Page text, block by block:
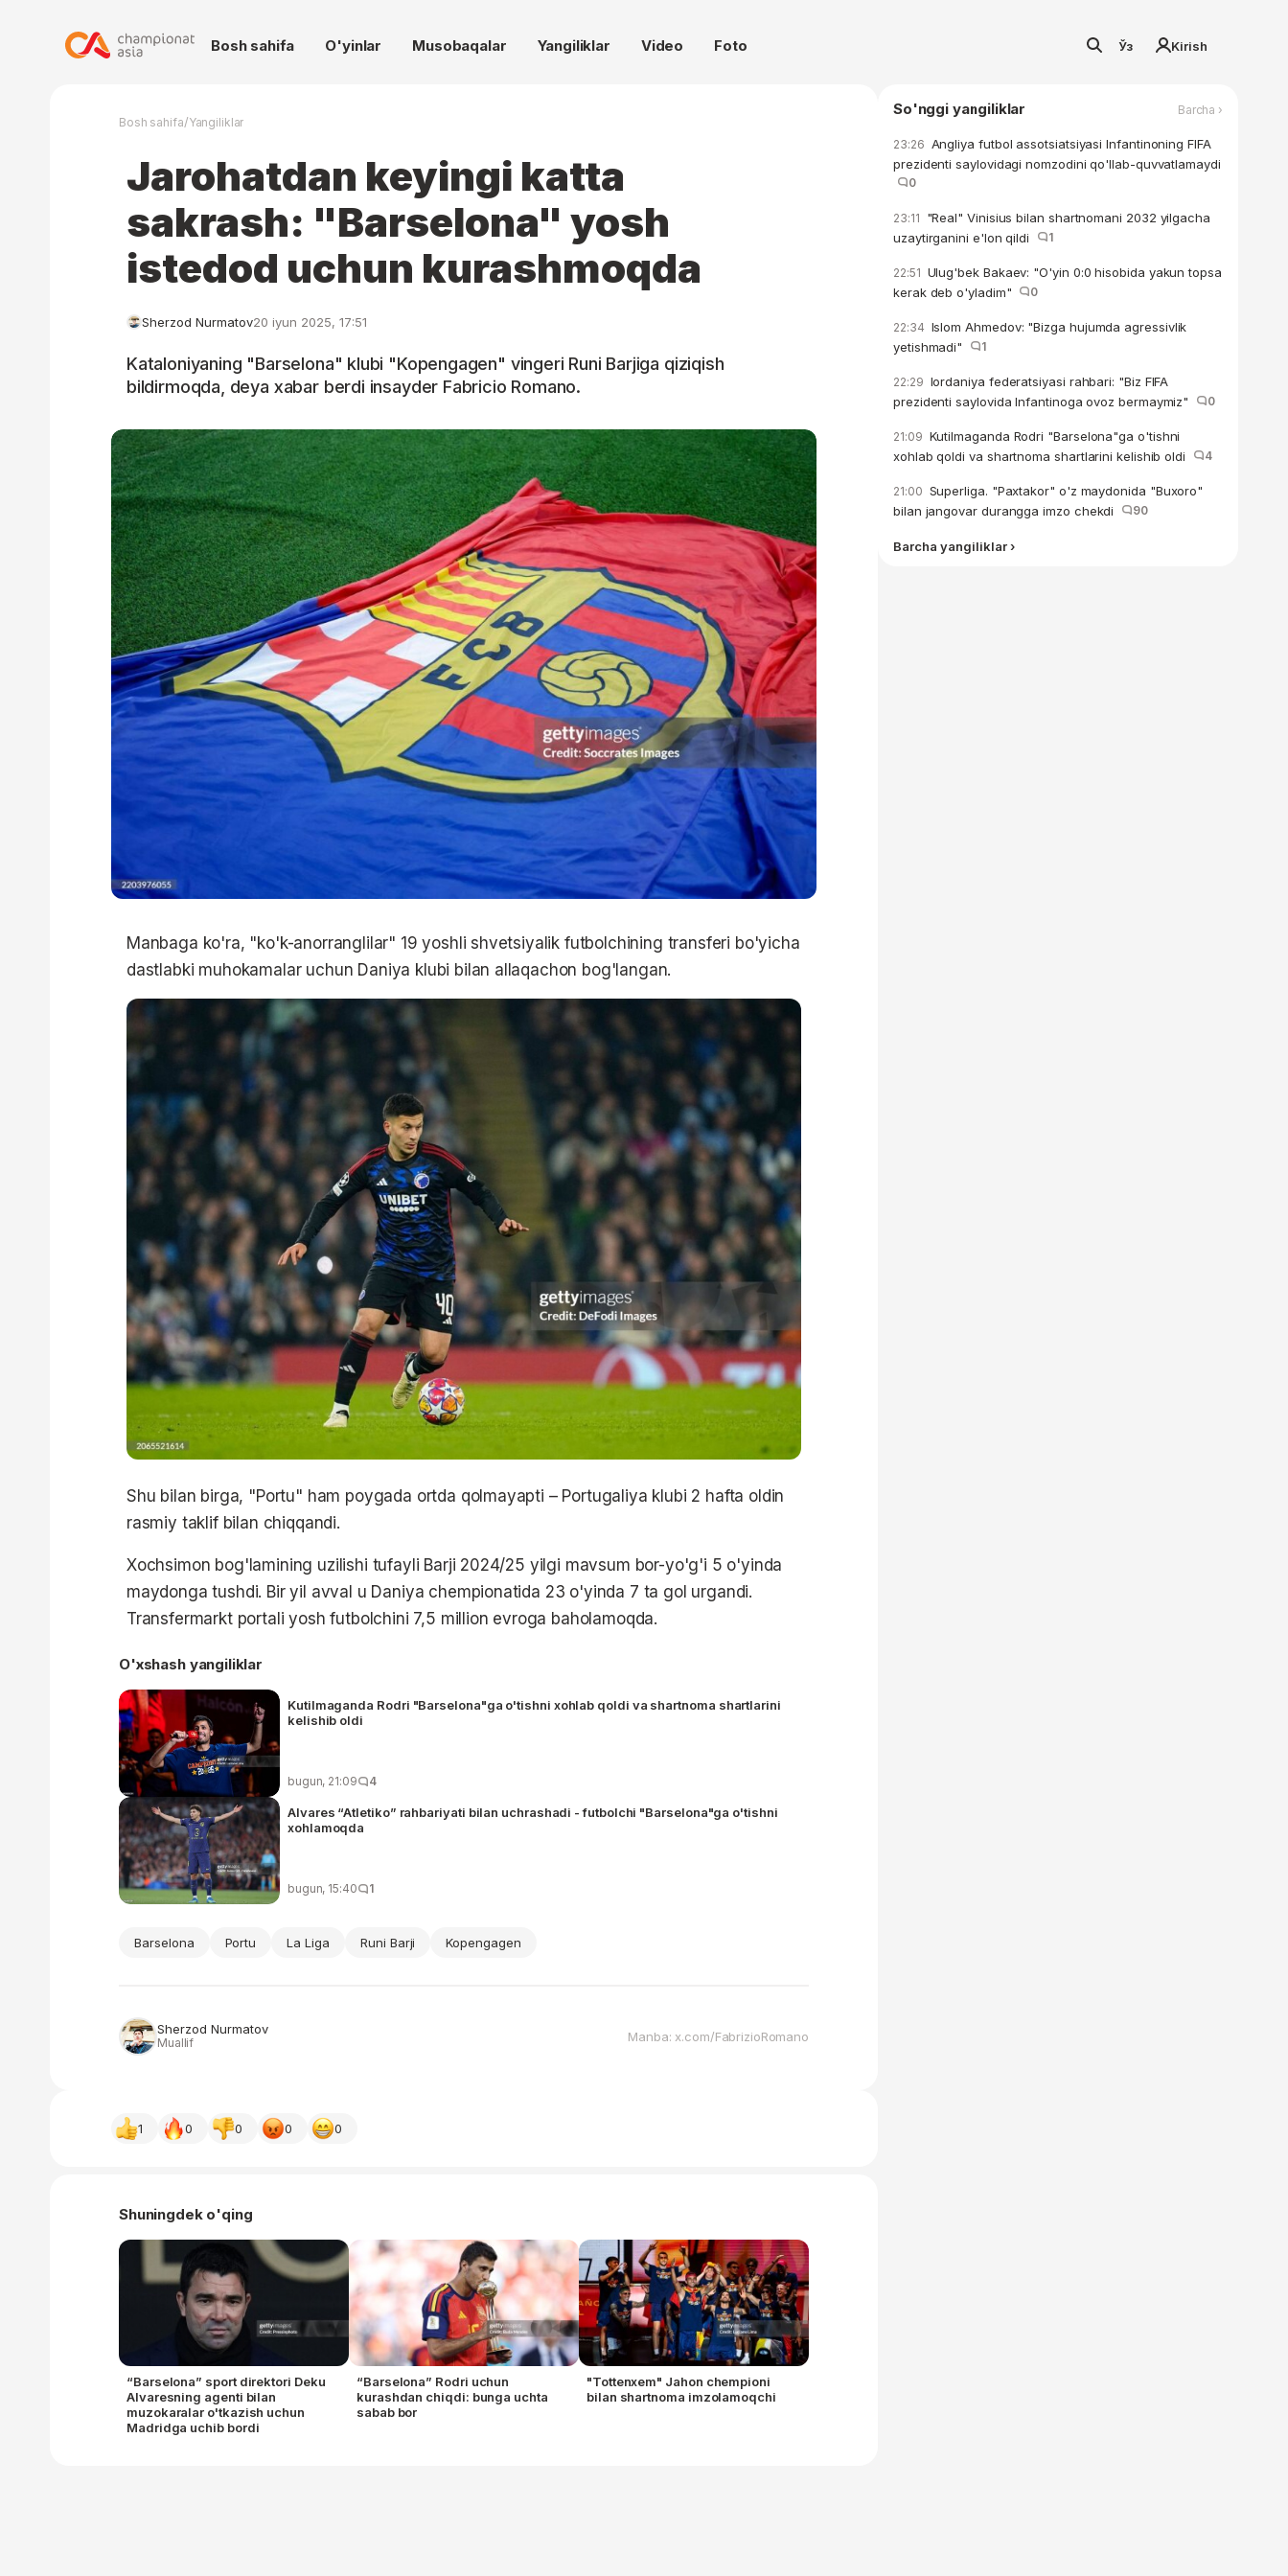
Bosh sahifa O'yinlar Musobaqalar Yangiliklar Video Foto Ўз Kirish
Bosh sahifa/Yangiliklar
Jarohatdan keyingi katta
sakrash: "Barselona" yosh
istedod uchun kurashmoqda
Sherzod Nurmatov20 iyun 2025, 17:51
Kataloniyaning "Barselona" klubi "Kopengagen" vingeri Runi Barjiga qiziqish
bildirmoqda, deya xabar berdi insayder Fabricio Romano.
Manbaga ko'ra, "ko'k-anorranglilar" 19 yoshli shvetsiyalik futbolchining transferi bo'yicha
dastlabki muhokamalar uchun Daniya klubi bilan allaqachon bog'langan.
Shu bilan birga, "Portu" ham poygada ortda qolmayapti – Portugaliya klubi 2 hafta oldin
rasmiy taklif bilan chiqqandi.
Xochsimon bog'lamining uzilishi tufayli Barji 2024/25 yilgi mavsum bor-yo'g'i 5 o'yinda
maydonga tushdi. Bir yil avval u Daniya chempionatida 23 o'yinda 7 ta gol urgandi.
Transfermarkt portali yosh futbolchini 7,5 million evroga baholamoqda.
O'xshash yangiliklar
Kutilmaganda Rodri "Barselona"ga o'tishni xohlab qoldi va shartnoma shartlarini
kelishib oldi
bugun, 21:09 4
Alvares “Atletiko” rahbariyati bilan uchrashadi - futbolchi "Barselona"ga o'tishni
xohlamoqda
bugun, 15:40 1
Barselona Portu La Liga Runi Barji Kopengagen
Sherzod Nurmatov
Muallif Manba: x.com/FabrizioRomano
1 0 0 0 0
Shuningdek o'qing
“Barselona” sport direktori Deku
Alvaresning agenti bilan
muzokaralar o'tkazish uchun
Madridga uchib bordi
“Barselona” Rodri uchun
kurashdan chiqdi: bunga uchta
sabab bor
"Tottenxem" Jahon chempioni
bilan shartnoma imzolamoqchi
So'nggi yangiliklar Barcha ›
23:26 Angliya futbol assotsiatsiyasi Infantinoning FIFA
prezidenti saylovidagi nomzodini qo'llab-quvvatlamaydi
0
23:11 "Real" Vinisius bilan shartnomani 2032 yilgacha
uzaytirganini e'lon qildi
1
22:51 Ulug'bek Bakaev: "O'yin 0:0 hisobida yakun topsa
kerak deb o'yladim"
0
22:34 Islom Ahmedov: "Bizga hujumda agressivlik
yetishmadi"
1
22:29 Iordaniya federatsiyasi rahbari: "Biz FIFA
prezidenti saylovida Infantinoga ovoz bermaymiz"
0
21:09 Kutilmaganda Rodri "Barselona"ga o'tishni
xohlab qoldi va shartnoma shartlarini kelishib oldi
4
21:00 Superliga. "Paxtakor" o'z maydonida "Buxoro"
bilan jangovar durangga imzo chekdi
90
Barcha yangiliklar ›